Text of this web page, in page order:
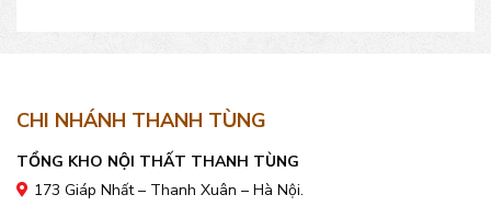
CHI NHÁNH THANH TÙNG
TỔNG KHO NỘI THẤT THANH TÙNG
173 Giáp Nhất – Thanh Xuân – Hà Nội.